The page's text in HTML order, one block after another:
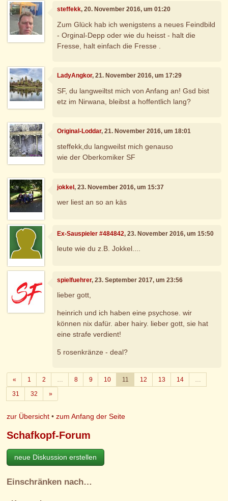
steffekk, 20. November 2016, um 01:20
Zum Glück hab ich wenigstens a neues Feindbild
- Orginal-Depp oder wie du heisst - halt die
Fresse, halt einfach die Fresse .
LadyAngkor, 21. November 2016, um 17:29
SF, du langweiltst mich von Anfang an! Gsd bist
etz im Nirwana, bleibst a hoffentlich lang?
Original-Loddar, 21. November 2016, um 18:01
steffekk,du langweilst mich genauso
wie der Oberkomiker SF
jokkel, 23. November 2016, um 15:37
wer liest an so an käs
Ex-Sauspieler #484842, 23. November 2016, um 15:50
leute wie du z.B. Jokkel....
spielfuehrer, 23. September 2017, um 23:56
lieber gott,
heinrich und ich haben eine psychose. wir
können nix dafür. aber hairy. lieber gott, sie hat
eine strafe verdient!
5 rosenkränze - deal?
«Zurück
1 2 … 8 9 10 11 12 13 14
…
31
32 »Weiter
zur Übersicht •zum Anfang der Seite
Schafkopf-Forum
neue Diskussion erstellen
Einschränken nach…